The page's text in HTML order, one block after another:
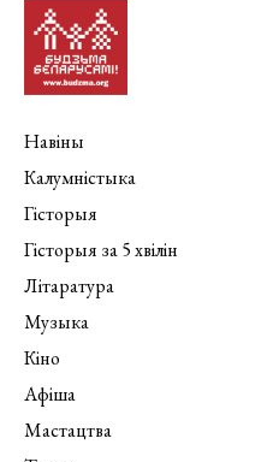
Навіны
Калумністыка
Гісторыя
Гісторыя за 5 хвілін
Літаратура
Музыка
Кіно
Афіша
Мастацтва